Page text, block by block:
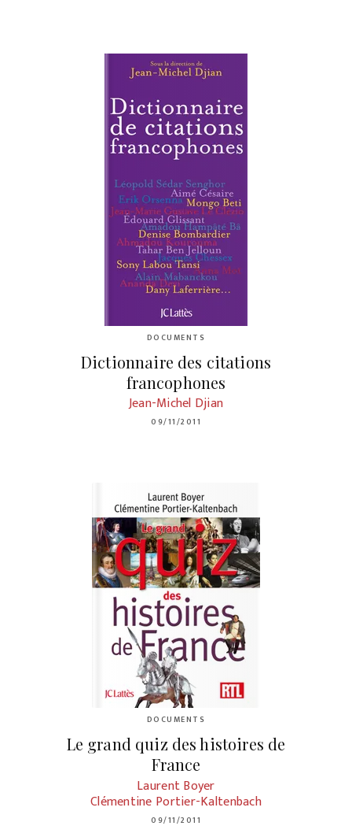
DOCUMENTS
Dictionnaire des citations
francophones
Jean-Michel Djian
09/11/2011
DOCUMENTS
Le grand quiz des histoires de
France
Laurent Boyer
Clémentine Portier-Kaltenbach
09/11/2011